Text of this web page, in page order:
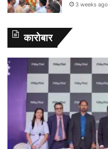
3 weeks ago
कारोबार